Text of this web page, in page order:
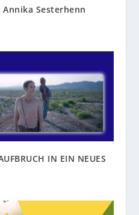
Sesterhenn
IN EIN NEUES